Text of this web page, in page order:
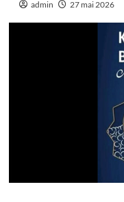
admin 27 mai 2026